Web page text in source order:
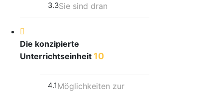
3.3Sie sind dran
Die konzipierte
Unterrichtseinheit 10
4.1Möglichkeiten zur